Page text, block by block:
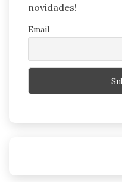
novidades!
Email